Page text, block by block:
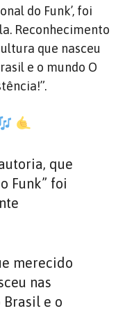
do Funk’, foi
Reconhecimento
que nasceu
e o mundo O
que
Funk” foi
merecido
nas
e o